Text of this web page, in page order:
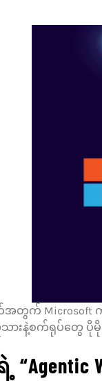
အတွက် Microsoft
းနဲ့စက်ရုပ်တွေ ပိုမို
“Agentic